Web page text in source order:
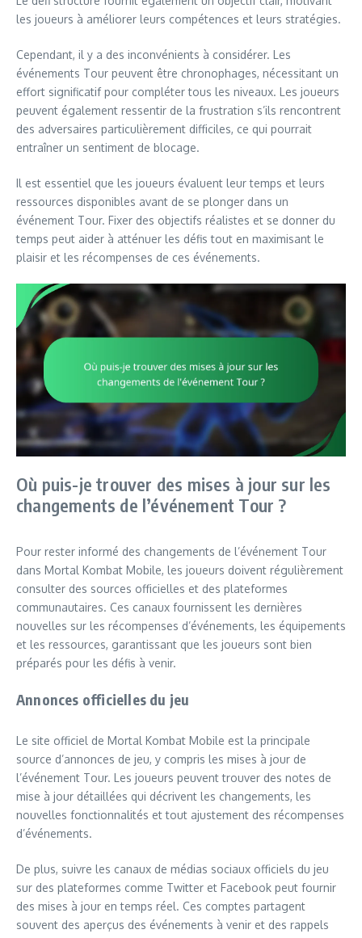
les joueurs à améliorer leurs compétences et leurs stratégies.
Cependant, il y a des inconvénients à considérer. Les
événements Tour peuvent être chronophages, nécessitant un
effort significatif pour compléter tous les niveaux. Les joueurs
peuvent également ressentir de la frustration s’ils rencontrent
des adversaires particulièrement difficiles, ce qui pourrait
entraîner un sentiment de blocage.
Il est essentiel que les joueurs évaluent leur temps et leurs
ressources disponibles avant de se plonger dans un
événement Tour. Fixer des objectifs réalistes et se donner du
temps peut aider à atténuer les défis tout en maximisant le
plaisir et les récompenses de ces événements.
Où puis-je trouver des mises à jour sur les
changements de l’événement Tour ?
Pour rester informé des changements de l’événement Tour
dans Mortal Kombat Mobile, les joueurs doivent régulièrement
consulter des sources officielles et des plateformes
communautaires. Ces canaux fournissent les dernières
nouvelles sur les récompenses d’événements, les équipements
et les ressources, garantissant que les joueurs sont bien
préparés pour les défis à venir.
Annonces officielles du jeu
Le site officiel de Mortal Kombat Mobile est la principale
source d’annonces de jeu, y compris les mises à jour de
l’événement Tour. Les joueurs peuvent trouver des notes de
mise à jour détaillées qui décrivent les changements, les
nouvelles fonctionnalités et tout ajustement des récompenses
d’événements.
De plus, suivre les canaux de médias sociaux officiels du jeu
sur des plateformes comme Twitter et Facebook peut fournir
des mises à jour en temps réel. Ces comptes partagent
souvent des aperçus des événements à venir et des rappels